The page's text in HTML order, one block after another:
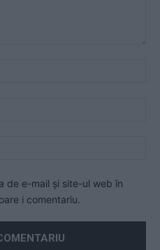
de e-mail și site-ul web în
i comentariu.